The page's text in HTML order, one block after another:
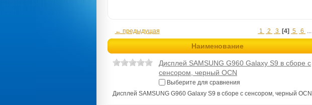
← предыдущая 1 2 3 [4] 5 6 ...
Наименование
Дисплей SAMSUNG G960 Galaxy S9 в сборе с
сенсором, черный OCN
Выберите для сравнения
Дисплей SAMSUNG G960 Galaxy S9 в сборе с сенсором, черный OCN